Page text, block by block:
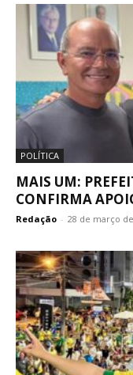
POLÍTICA
MAIS UM:
CONFIRMA
Redação - 28 de março